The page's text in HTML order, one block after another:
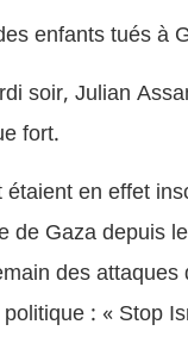
enfants tués à
soir, Julian
fort.
en effet
Gaza depuis
des
: « Stop